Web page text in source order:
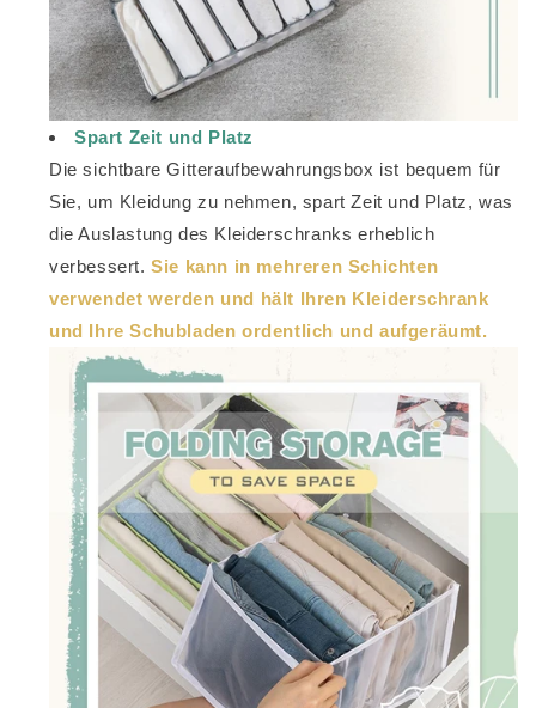
Spart Zeit und Platz
Die sichtbare Gitteraufbewahrungsbox ist bequem für
Sie, um Kleidung zu nehmen, spart Zeit und Platz, was
die Auslastung des Kleiderschranks erheblich
verbessert.Sie kann in mehreren Schichten
verwendet werden und hält Ihren Kleiderschrank
und Ihre Schubladen ordentlich und aufgeräumt.